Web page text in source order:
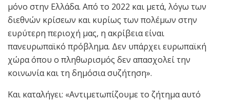
μόνο στην Ελλάδα. Από το 2022 και μετά, λόγω των
διεθνών κρίσεων και κυρίως των πολέμων στην
ευρύτερη περιοχή μας, η ακρίβεια είναι
πανευρωπαϊκό πρόβλημα. Δεν υπάρχει ευρωπαϊκή
χώρα όπου ο πληθωρισμός δεν απασχολεί την
κοινωνία και τη δημόσια συζήτηση».
Και καταλήγει: «Αντιμετωπίζουμε το ζήτημα αυτό